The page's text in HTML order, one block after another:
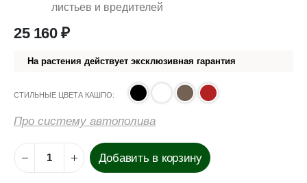
листьев и вредителей
25 160 ₽
На растения действует эксклюзивная гарантия
СТИЛЬНЫЕ ЦВЕТА КАШПО
Про систему автополива
Добавить в корзину